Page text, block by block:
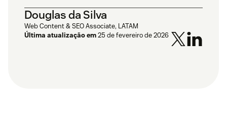
Douglas da Silva
Web Content & SEO Associate, LATAM
Última atualização em25 de fevereiro de 2026